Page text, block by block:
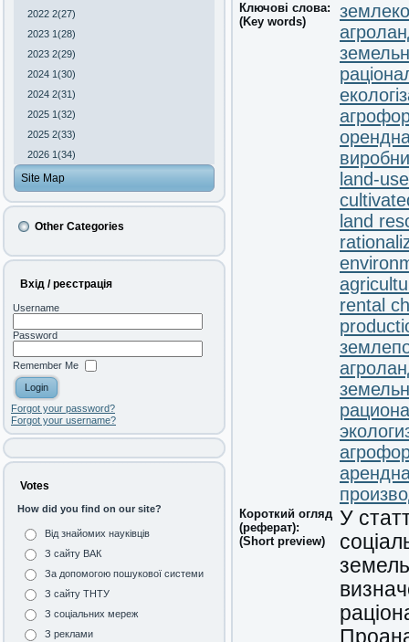
2022 2(27)
2023 1(28)
2023 2(29)
2024 1(30)
2024 2(31)
2025 1(32)
2025 2(33)
2026 1(34)
Site Map
Other Categories
Вхід / реєстрація
Username
Password
Remember Me
Forgot your password?
Forgot your username?
Votes
How did you find on our site?
Від знайомих науківців
З сайту ВАК
За допомогою пошукової системи
З сайту ТНТУ
З соціальних мереж
З реклами
Ключові слова:
(Key words)
land-use
land
rental
Короткий огляд
(реферат):
(Short preview)
У